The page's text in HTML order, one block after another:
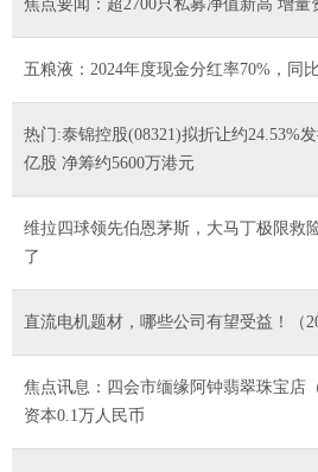
焦点要闻：超2700只私募净值新高 增量
五粮液：2024年度现金分红率70%，同
热门:泰锦控股(08321)拟折让约24.53%
亿股 净筹约5600万港元
维拉四球领先伯恩茅斯，大马丁极限救
了
直流电机题材，哪些公司有望受益！（
焦点讯息：四会市缅缘阿钟翡翠珠宝店
资本0.1万人民币